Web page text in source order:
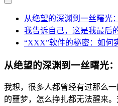
从绝望的深渊到一丝曙光
我告诉自己，这是我最后
“XXX”软件的秘密：如何
从绝望的深渊到一丝曙光
我想，很多人都曾经有过那么
的噩梦，怎么挣扎都无法醒来